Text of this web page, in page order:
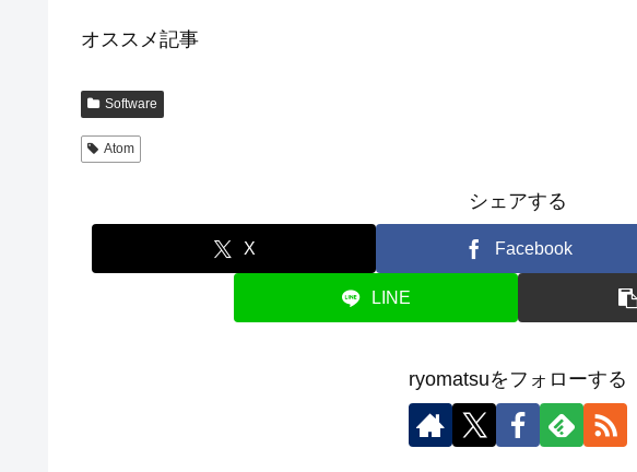
オススメ記事
Software
Atom
シェアする
X Facebook
LINE
ryomatsuをフォローする